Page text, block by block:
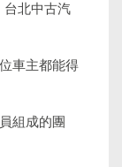
台北中古汽
車主都能得
組成的團